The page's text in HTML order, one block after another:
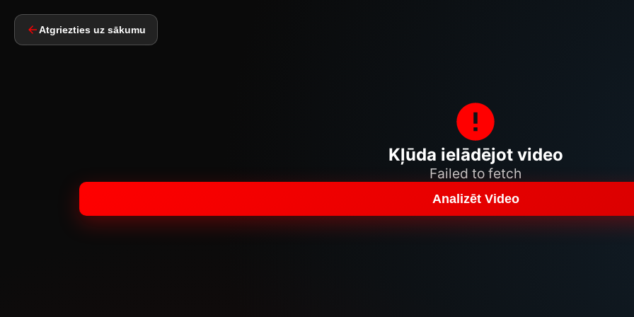
Atgriezties uz sākumu
Kļūda ielādējot video
Failed to fetch
Analizēt Video